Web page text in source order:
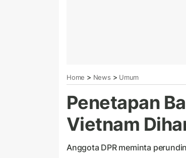
Home > News > Umum
Penetapan
Vietnam
Anggota DPR meminta